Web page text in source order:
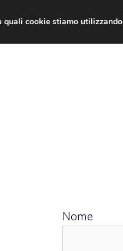
Nome
quali cookie stiamo utilizzando